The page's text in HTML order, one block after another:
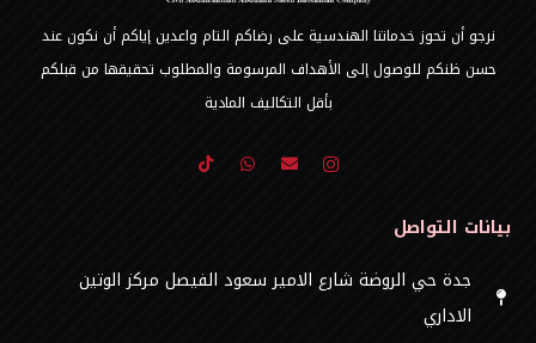
نرجو أن تحوز خدماتنا الهندسية على رضاكم التام واعدين إياكم أن نكون عند
حسن ظنكم للوصول إلى الأهداف المرسومة والمطلوب تحقيقها من قبلكم
بأقل التكاليف المادية
بيانات التواصل
جدة حي الروضة شارع الامير سعود الفيصل مركز الوتين
الاداري